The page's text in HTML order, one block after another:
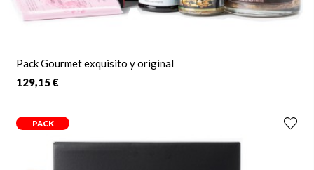
Pack Gourmet exquisito y original
129,15 €
PACK